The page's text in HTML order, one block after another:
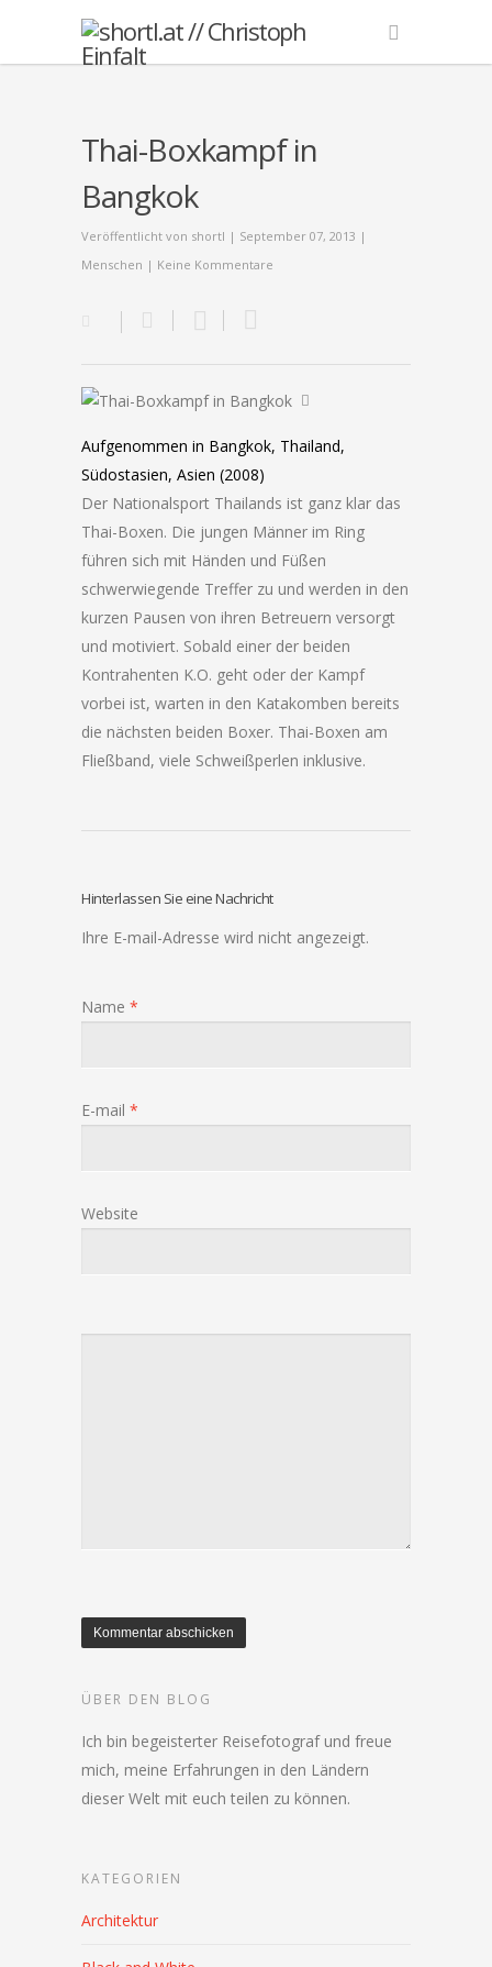
Thai-Boxkampf in
Bangkok
Veröffentlicht von shortl | September 07, 2013 |
Menschen | Keine Kommentare
Aufgenommen in Bangkok, Thailand,
Südostasien, Asien (2008)
Der Nationalsport Thailands ist ganz klar das
Thai-Boxen. Die jungen Männer im Ring
führen sich mit Händen und Füßen
schwerwiegende Treffer zu und werden in den
kurzen Pausen von ihren Betreuern versorgt
und motiviert. Sobald einer der beiden
Kontrahenten K.O. geht oder der Kampf
vorbei ist, warten in den Katakomben bereits
die nächsten beiden Boxer. Thai-Boxen am
Fließband, viele Schweißperlen inklusive.
Hinterlassen Sie eine Nachricht
Ihre E-mail-Adresse wird nicht angezeigt.
Name *
E-mail *
Website
ÜBER DEN BLOG
Ich bin begeisterter Reisefotograf und freue
mich, meine Erfahrungen in den Ländern
dieser Welt mit euch teilen zu können.
KATEGORIEN
Architektur